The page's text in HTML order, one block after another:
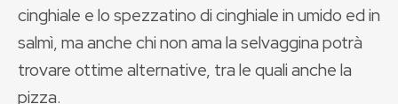
cinghiale e lo spezzatino di cinghiale in umido ed in
salmì, ma anche chi non ama la selvaggina potrà
trovare ottime alternative, tra le quali anche la
pizza.